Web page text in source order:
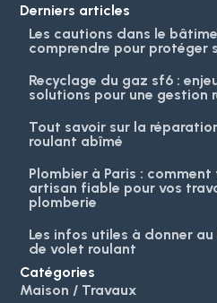
Derniers articles
Les cautions dans le
comprendre pour protéger
Recyclage du gaz sf6 :
solutions pour une gestion
Tout savoir sur la
roulant abîmé
Plombier à Paris : comment
artisan fiable pour vos
plomberie
Les infos utiles à donner
de volet roulant
Catégories
Maison / Travaux